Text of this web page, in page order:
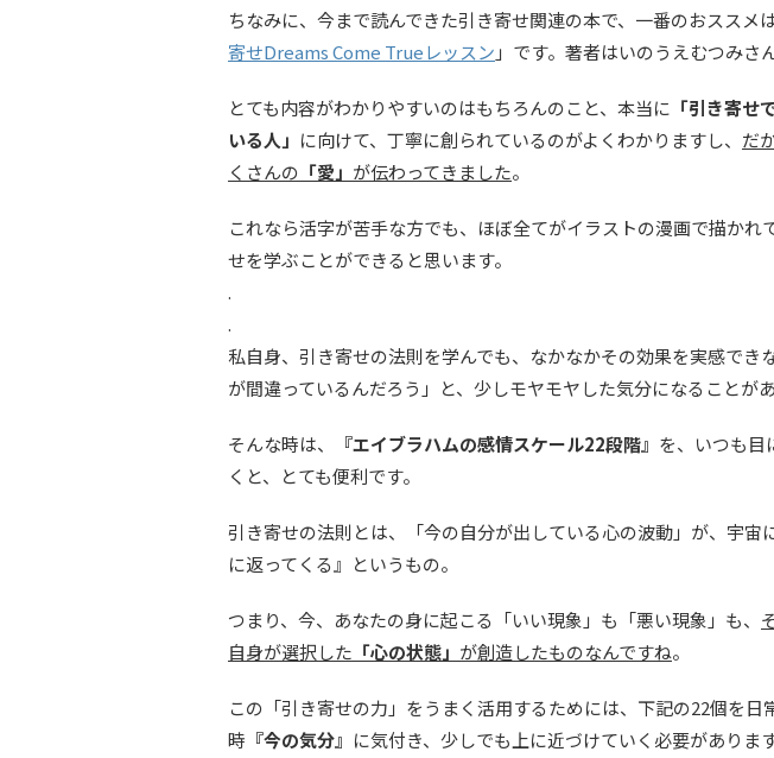
ちなみに、今まで読んできた引き寄せ関連の本で、一番のおススメ
寄せDreams Come Trueレッスン 」です。著者はいのうえむつみさ
とても内容がわかりやすいのはもちろんのこと、本当に 「引き寄せ
いる人」 に向けて、丁寧に創られているのがよくわかりますし、 だ
くさんの 「愛」 が伝わってきました。
これなら活字が苦手な方でも、ほぼ全てがイラストの漫画で描かれ
せを学ぶことができると思います。
.
.
私自身、引き寄せの法則を学んでも、なかなかその効果を実感でき
が間違っているんだろう」と、少しモヤモヤした気分になることがあ
そんな時は、 『エイブラハムの感情スケール22段階』 を、いつも目
くと、とても便利です。
引き寄せの法則とは、「今の自分が出している心の波動」が、宇宙
に返ってくる』というもの。
つまり、今、あなたの身に起こる「いい現象」も「悪い現象」も、
自身が選択した 「心の状態」 が創造したものなんですね。
この「引き寄せの力」をうまく活用するためには、下記の22個を日
時 『今の気分』 に気付き、少しでも上に近づけていく必要があります